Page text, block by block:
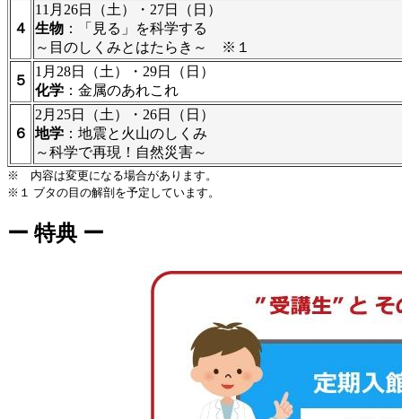
４
11月26日（土）・27日（日）
生物 ：「見る」を科学する
～目のしくみとはたらき～ ※１
５
1月28日（土）・29日（日）
化学 ：金属のあれこれ
６
2月25日（土）・26日（日）
地学 ：地震と火山のしくみ
～科学で再現！自然災害～
※ 内容は変更になる場合があります。
※１ ブタの目の解剖を予定しています。
ー 特典 ー